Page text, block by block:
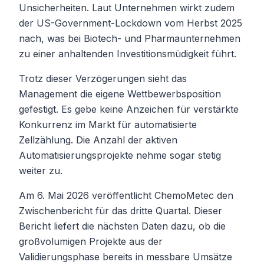
Unsicherheiten. Laut Unternehmen wirkt zudem
der US-Government-Lockdown vom Herbst 2025
nach, was bei Biotech- und Pharmaunternehmen
zu einer anhaltenden Investitionsmüdigkeit führt.
Trotz dieser Verzögerungen sieht das
Management die eigene Wettbewerbsposition
gefestigt. Es gebe keine Anzeichen für verstärkte
Konkurrenz im Markt für automatisierte
Zellzählung. Die Anzahl der aktiven
Automatisierungsprojekte nehme sogar stetig
weiter zu.
Am 6. Mai 2026 veröffentlicht ChemoMetec den
Zwischenbericht für das dritte Quartal. Dieser
Bericht liefert die nächsten Daten dazu, ob die
großvolumigen Projekte aus der
Validierungsphase bereits in messbare Umsätze